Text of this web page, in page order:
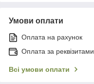
Умови оплати
Оплата на рахунок
Оплата за реквізитами
Всі умови оплати